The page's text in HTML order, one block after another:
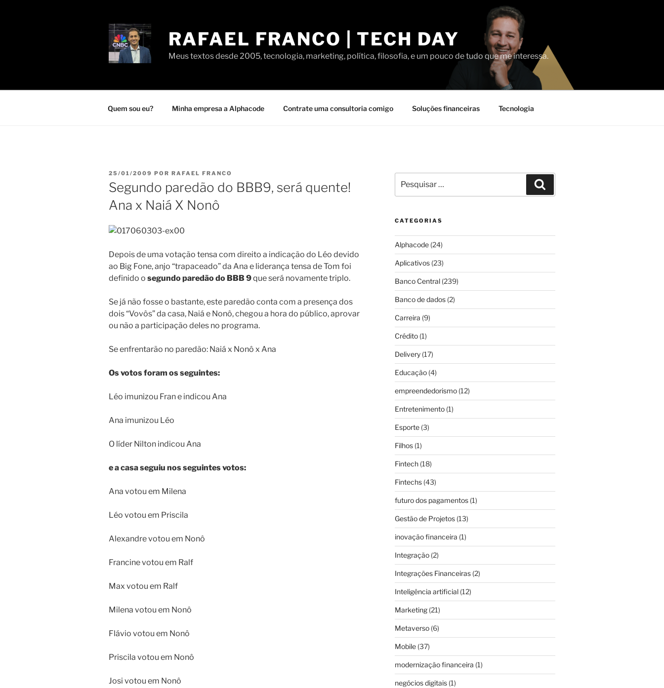
RAFAEL FRANCO | TECH DAY
Meus textos desde 2005, tecnologia, marketing, política, filosofia, e um pouco de tudo que me interessa.
Quem sou eu? Minha empresa a Alphacode Contrate uma consultoria comigo Soluções financeiras Tecnologia
PUBLICADO
EM
25/01/2009 POR RAFAEL FRANCO
Segundo paredão do BBB9, será quente!
Ana x Naiá X Nonô
Depois de uma votação tensa com direito a indicação do Léo devido
ao Big Fone, anjo “trapaceado” da Ana e liderança tensa de Tom foi
definido o segundo paredão do BBB 9que será novamente triplo.
Se já não fosse o bastante, este paredão conta com a presença dos
dois “Vovôs” da casa, Naiá e Nonô, chegou a hora do público, aprovar
ou não a participação deles no programa.
Se enfrentarão no paredão: Naiá x Nonô x Ana
Os votos foram os seguintes:
Léo imunizou Fran e indicou Ana
Ana imunizou Léo
O líder Nilton indicou Ana
e a casa seguiu nos seguintes votos:
Ana votou em Milena
Léo votou em Priscila
Alexandre votou em Nonô
Francine votou em Ralf
Max votou em Ralf
Milena votou em Nonô
Flávio votou em Nonô
Priscila votou em Nonô
Josi votou em Nonô
por:
CATEGORIAS
Alphacode(24)
Aplicativos(23)
Banco Central(239)
Banco de dados(2)
Carreira (9)
Crédito(1)
Delivery(17)
Educação(4)
empreendedorismo(12)
Entretenimento(1)
Esporte(3)
Filhos(1)
Fintech(18)
Fintechs(43)
futuro dos pagamentos(1)
Gestão de Projetos(13)
inovação financeira (1)
Integração(2)
Integrações Financeiras(2)
Inteligência artificial(12)
Marketing(21)
Metaverso(6)
Mobile(37)
modernização financeira (1)
negócios digitais(1)